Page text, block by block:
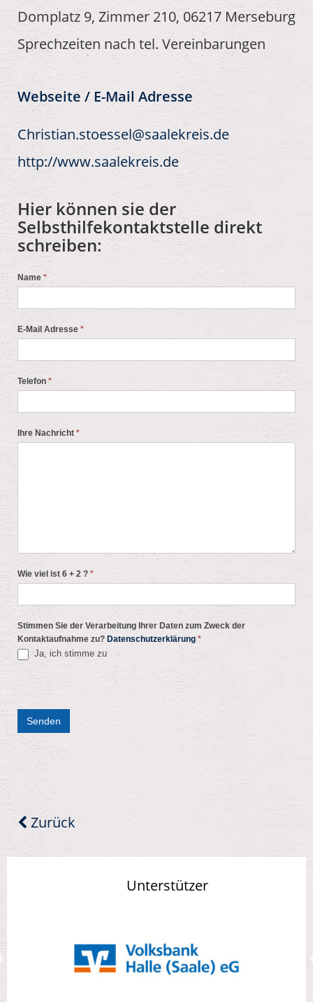
Domplatz 9, Zimmer 210, 06217 Merseburg
Sprechzeiten nach tel. Vereinbarungen
Webseite / E-Mail Adresse
Christian.stoessel@saalekreis.de
http://www.saalekreis.de
Hier können sie der
Selbsthilfekontaktstelle direkt
schreiben:
Name *
E-Mail Adresse *
Telefon *
Ihre Nachricht *
Wie viel ist 6 + 2 ? *
Stimmen Sie der Verarbeitung Ihrer Daten zum Zweck der
Kontaktaufnahme zu? Datenschutzerklärung *
Ja, ich stimme zu
Senden
Zurück
Unterstützer